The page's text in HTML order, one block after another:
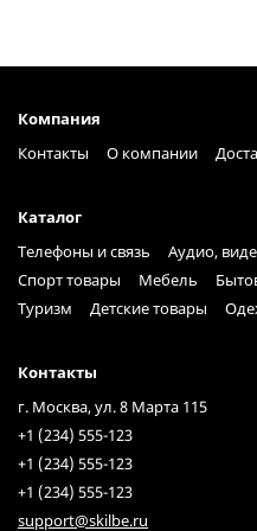
Компания
Контакты
О компании
Каталог
Телефоны и связь
Аудио,
Спорт товары
Мебель
Туризм
Детские товары
Контакты
г. Москва, ул. 8 Марта 115
+1 (234) 555-123
+1 (234) 555-123
+1 (234) 555-123
support@skilbe.ru